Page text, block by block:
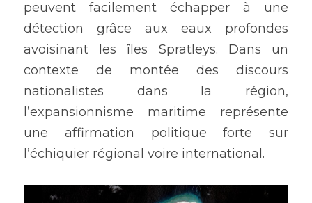
peuvent facilement échapper à une
détection grâce aux eaux profondes
avoisinant les îles Spratleys. Dans un
contexte de montée des discours
nationalistes dans la région,
l’expansionnisme maritime représente
une affirmation politique forte sur
l’échiquier régional voire international.